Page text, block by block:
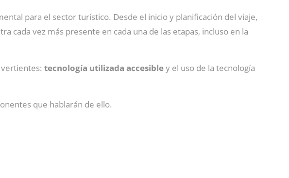
para el sector turístico. Desde el inicio y planificación del viaje,
cada vez más presente en cada una de las etapas, incluso en la
vertientes: tecnología utilizada accesibley el uso de la tecnología
que hablarán de ello.